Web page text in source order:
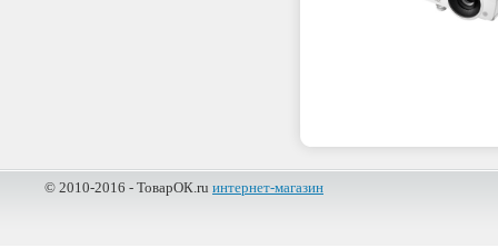
© 2010-2016 - ТоварОК.ru интернет-магазин